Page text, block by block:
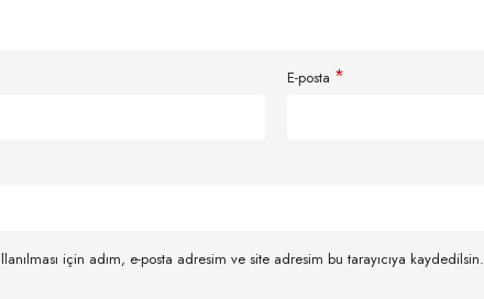
E-posta *
için adım, e-posta adresim ve site adresim bu tarayıcıya kaydedilsin.